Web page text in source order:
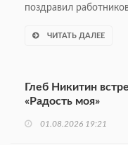
поздравил
ЧИТАТЬ ДАЛЕЕ
Глеб Никитин
«Радость моя»
01.08.2026 19:21